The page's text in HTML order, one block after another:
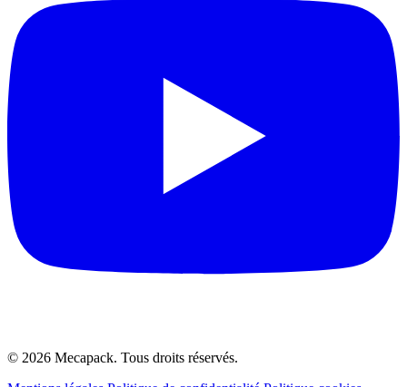
© 2026 Mecapack. Tous droits réservés.